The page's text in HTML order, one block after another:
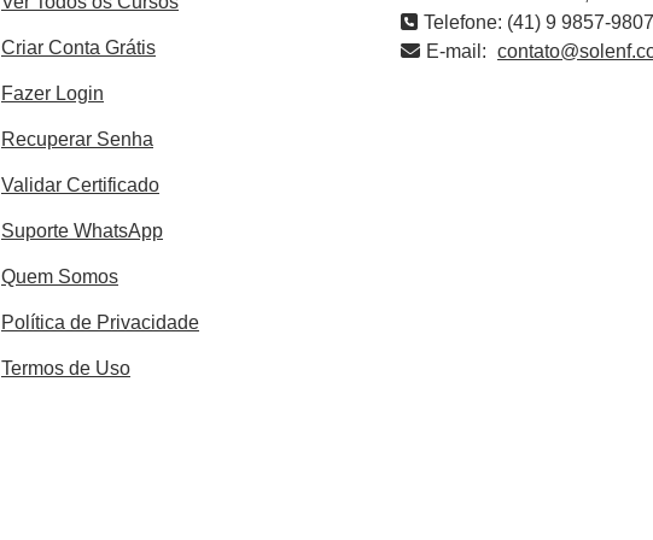
Criar Conta Grátis
Fazer Login
Recuperar Senha
Validar Certificado
Suporte WhatsApp
Quem Somos
Política de Privacidade
Termos de Uso
Telefone: (41) 9 9857-9807
E-mail: